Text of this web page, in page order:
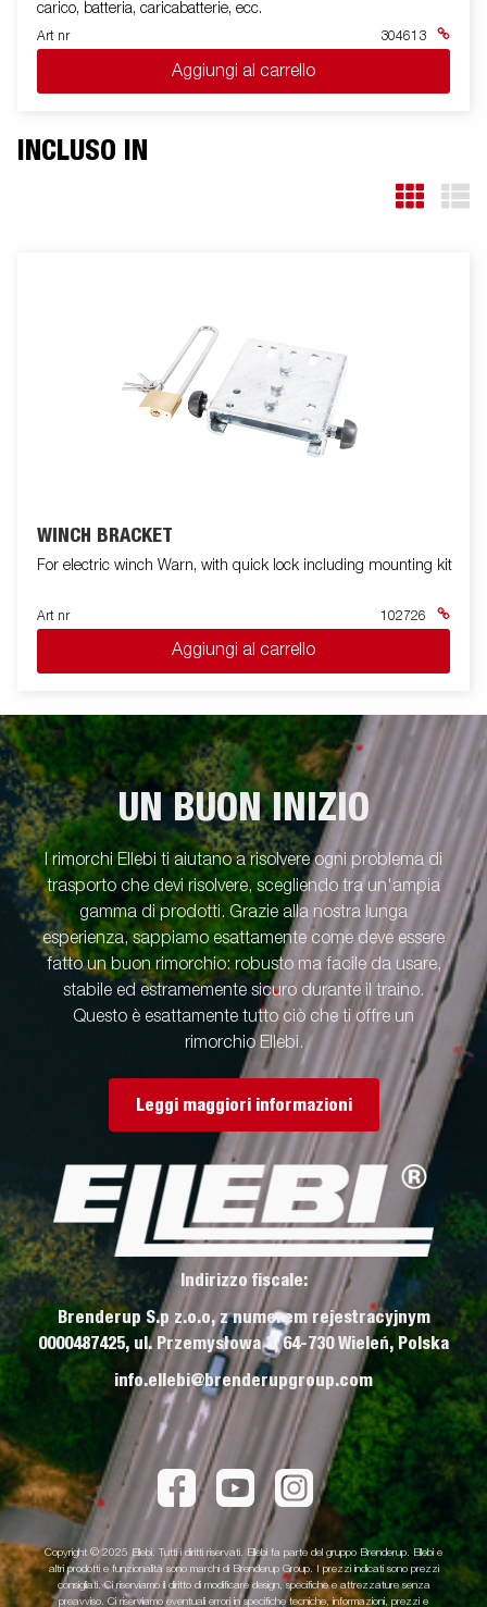
carico, batteria, caricabatterie, ecc.
Art nr 304613
Aggiungi al carrello
INCLUSO IN
WINCH BRACKET
For electric winch Warn, with quick lock including mounting kit
Art nr 102726
Aggiungi al carrello
UN BUON INIZIO
I rimorchi Ellebi ti aiutano a risolvere ogni problema di
trasporto che devi risolvere, scegliendo tra un'ampia
gamma di prodotti. Grazie alla nostra lunga
esperienza, sappiamo esattamente come deve essere
fatto un buon rimorchio: robusto ma facile da usare,
stabile ed estramemente sicuro durante il traino.
Questo è esattamente tutto ciò che ti offre un
rimorchio Ellebi.
Leggi maggiori informazioni
Indirizzo fiscale:
Brenderup S.p z.o.o, z numerem rejestracyjnym
0000487425, ul. Przemysłowa 3, 64-730 Wieleń, Polska
info.ellebi@brenderupgroup.com
Copyright © 2025 Ellebi. Tutti i diritti riservati. Ellebi fa parte del gruppo Brenderup. Ellebi e
altri prodotti e funzionalità sono marchi di Brenderup Group. I prezzi indicati sono prezzi
consigliati. Ci riserviamo il diritto di modificare design, specifiche e attrezzature senza
preavviso. Ci riserviamo eventuali errori in specifiche tecniche, informazioni, prezzi e